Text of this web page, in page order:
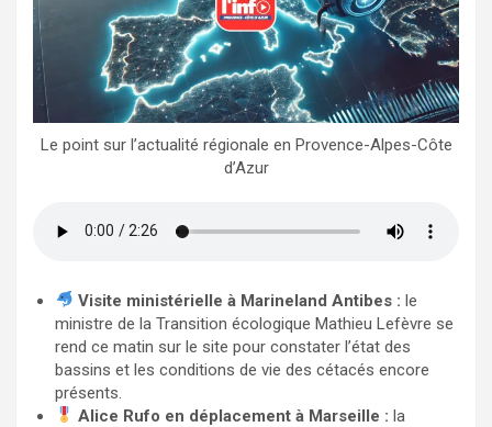
Le point sur l’actualité régionale en Provence-Alpes-Côte
d’Azur
Visite ministérielle à Marineland Antibes :le
ministre de la Transition écologique Mathieu Lefèvre se
rend ce matin sur le site pour constater l’état des
bassins et les conditions de vie des cétacés encore
présents.
Alice Rufo en déplacement à Marseille : la